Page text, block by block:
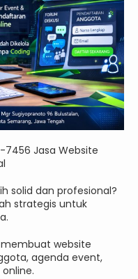
7456 Jasa Website
solid dan profesional?
strategis untuk
website
agenda event,